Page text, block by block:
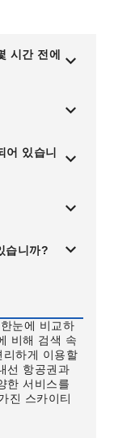
시간 전에
어 있습니
습니까?
눈에 비교하
비해 검색 속
리하게 이용할
선 항공권과
한 서비스를
진 스카이티